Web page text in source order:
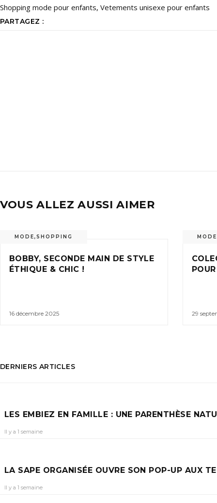
Shopping mode pour enfants, Vetements unisexe pour enfants
PARTAGEZ :
VOUS ALLEZ AUSSI AIMER
MODE,SHOPPING
BOBBY, SECONDE MAIN DE STYLE
ÉTHIQUE & CHIC !
16 décembre 2025
MODE
29
DERNIERS ARTICLES
LES EMBIEZ EN FAMILLE : UNE PARENTHÈSE
Il y a 1 semaine
LA SAPE ORGANISÉE OUVRE SON POP-UP AUX
Il y a 1 semaine